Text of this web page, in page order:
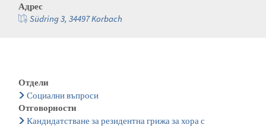
Адрес
Südring 3, 34497 Korbach
Отдели
Социални въпроси
Отговорности
Кандидатстване за резидентна грижа за хора с